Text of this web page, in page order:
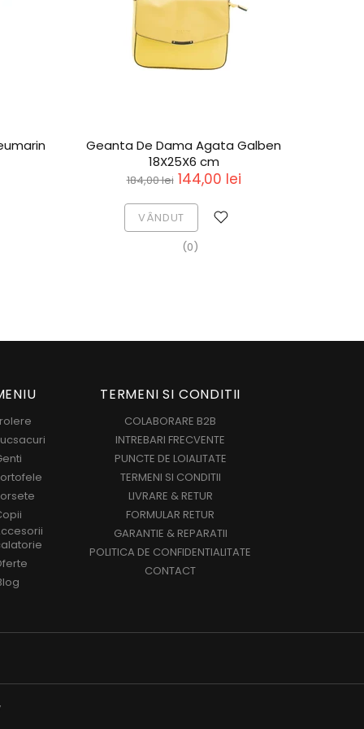
Geanta De Dama Agata Galben
18X25X6 cm
184,00 lei 144,00 lei
VÂNDUT
(0)
TERMENI SI CONDITII
COLABORARE B2B
INTREBARI FRECVENTE
PUNCTE DE LOIALITATE
TERMENI SI CONDITII
LIVRARE & RETUR
FORMULAR RETUR
GARANTIE & REPARATII
POLITICA DE CONFIDENTIALITATE
CONTACT